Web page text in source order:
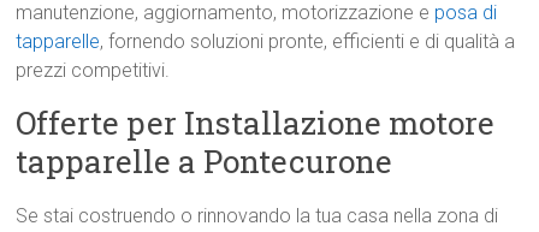
manutenzione, aggiornamento, motorizzazione e posa di
tapparelle, fornendo soluzioni pronte, efficienti e di qualità a
prezzi competitivi.
Offerte per Installazione motore
tapparelle a Pontecurone
Se stai costruendo o rinnovando la tua casa nella zona di